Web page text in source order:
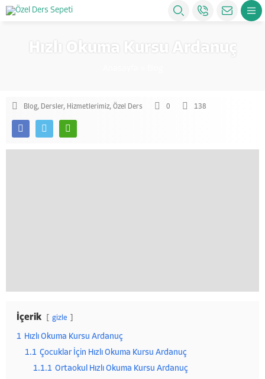
Hızlı Okuma Kursu Ardanuç
Blog, Dersler, Hizmetlerimiz, Özel Ders 0 138
İçerik gizle
1 Hızlı Okuma Kursu Ardanuç
1.1 Çocuklar İçin Hızlı Okuma Kursu Ardanuç
1.1.1 Ortaokul Hızlı Okuma Kursu Ardanuç